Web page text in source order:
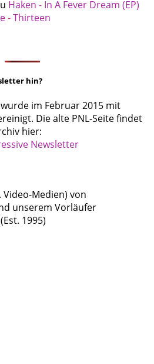
Haken - In A Fever Dream (EP)
- Thirteen
hin?
im Februar 2015 mit
Die alte PNL-Seite findet
hier:
Video-Medien) von
unserem Vorläufer
1995)